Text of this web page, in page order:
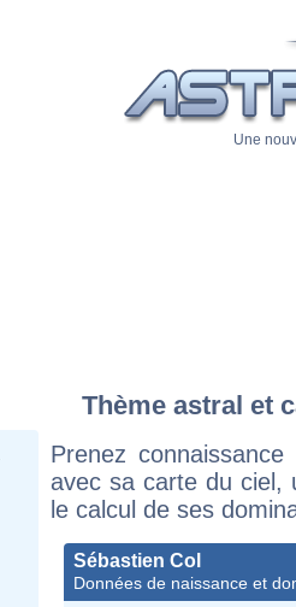
Une
Thème astral et
Prenez
avec sa carte du ciel,
le calcul de ses
Sébastien Col
Données de naissance et